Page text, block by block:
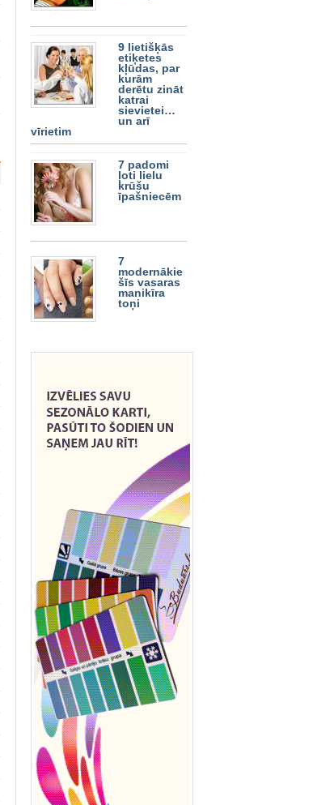
9 lietišķās
etiķetes
kļūdas, par
kurām
derētu zināt
katrai
sievietei…
un arī
vīrietim
7 padomi
ļoti lielu
krūšu
īpašniecēm
7
modernākie
šīs vasaras
manikīra
toņi